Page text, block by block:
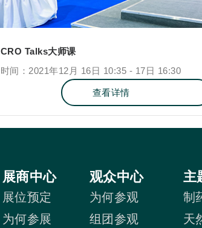
CRO Talks大师课
时间：2021年12月 16日 10:35 - 17日 16:30
查看详情
展商中心
展位预定
为何参展
观众中心
为何参观
组团参观
主
制
天